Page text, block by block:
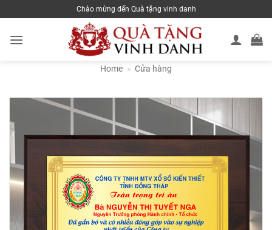
to
content
Chào mừng đến Quà tặng vinh danh
Home » Cửa hàng